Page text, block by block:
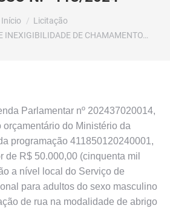
Início
Licitação
INEXIGIBILIDADE DE CHAMAMENTO…
Parlamentar nº 202437020014,
do Ministério da
programação 411850120240001,
de R$ 50.000,00 (cinquenta mil
a nível local do Serviço de
para adultos do sexo masculino
de rua na modalidade de abrigo